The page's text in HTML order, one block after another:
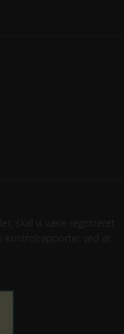
skal vi være registreret
kontrolrapporter ved at